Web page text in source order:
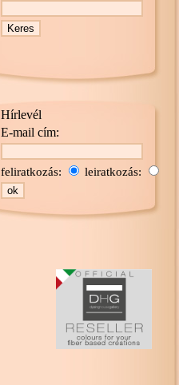
Hírlevél
E-mail cím:
feliratkozás: leiratkozás: